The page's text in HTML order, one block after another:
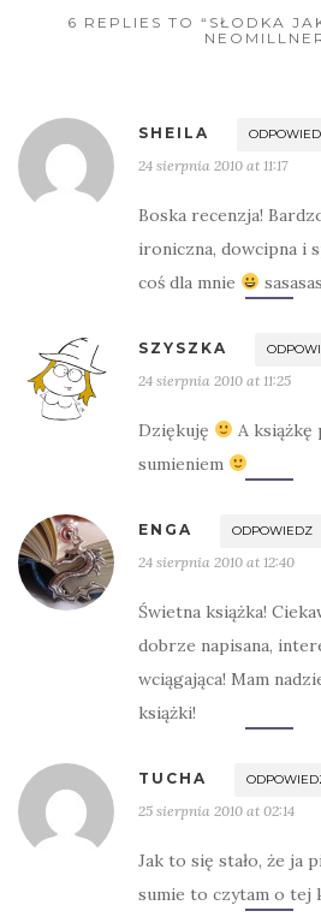
6 REPLIES TO “SŁODKA
SHEILA
24 sierpnia 2010 at 11:17
Boska recenzja!
ironiczna, dowcipna i
coś dla mnie
SZYSZKA
24 sierpnia 2010 at 11:25
Dziękuję
A książkę
sumieniem
ENGA ODPOWIEDZ
24 sierpnia 2010 at 12:40
Świetna książka!
dobrze napisana,
wciągająca! Mam
książki!
TUCHA
25 sierpnia 2010 at 02:14
Jak to się stało, że ja
sumie to czytam o tej